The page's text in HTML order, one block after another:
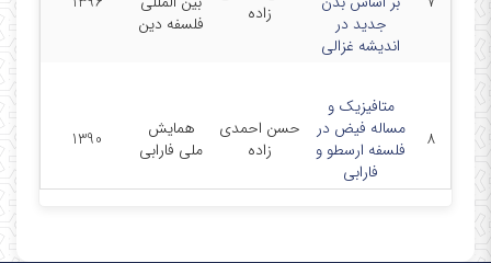
جدید در
اندیشه غزالی
زاده
فلسفه دین
۸
متافیزیک و
مساله فیض در
فلسفه ارسطو و
فارابی
حسن احمدی
زاده
همایش
ملی فارابی
1390